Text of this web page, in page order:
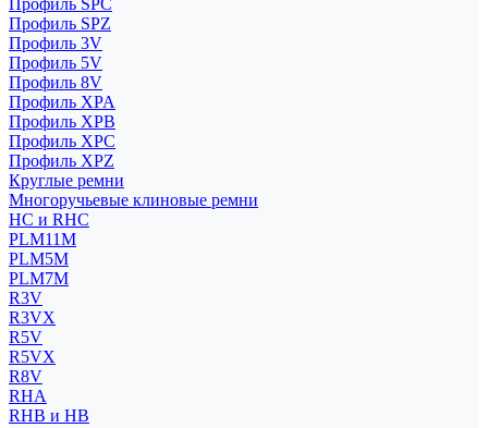
Профиль SPC
Профиль SPZ
Профиль 3V
Профиль 5V
Профиль 8V
Профиль XPA
Профиль XPB
Профиль XPC
Профиль XPZ
Круглые ремни
Многоручьевые клиновые ремни
HC и RHC
PLM11M
PLM5M
PLM7M
R3V
R3VX
R5V
R5VX
R8V
RHA
RHB и HB